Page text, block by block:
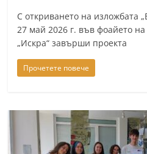
a
n
l
a
.
i
n
С откриването на изложбата
27 май 2026 г. във фоайето
„Искра“ завърши проекта
Прочетете повече